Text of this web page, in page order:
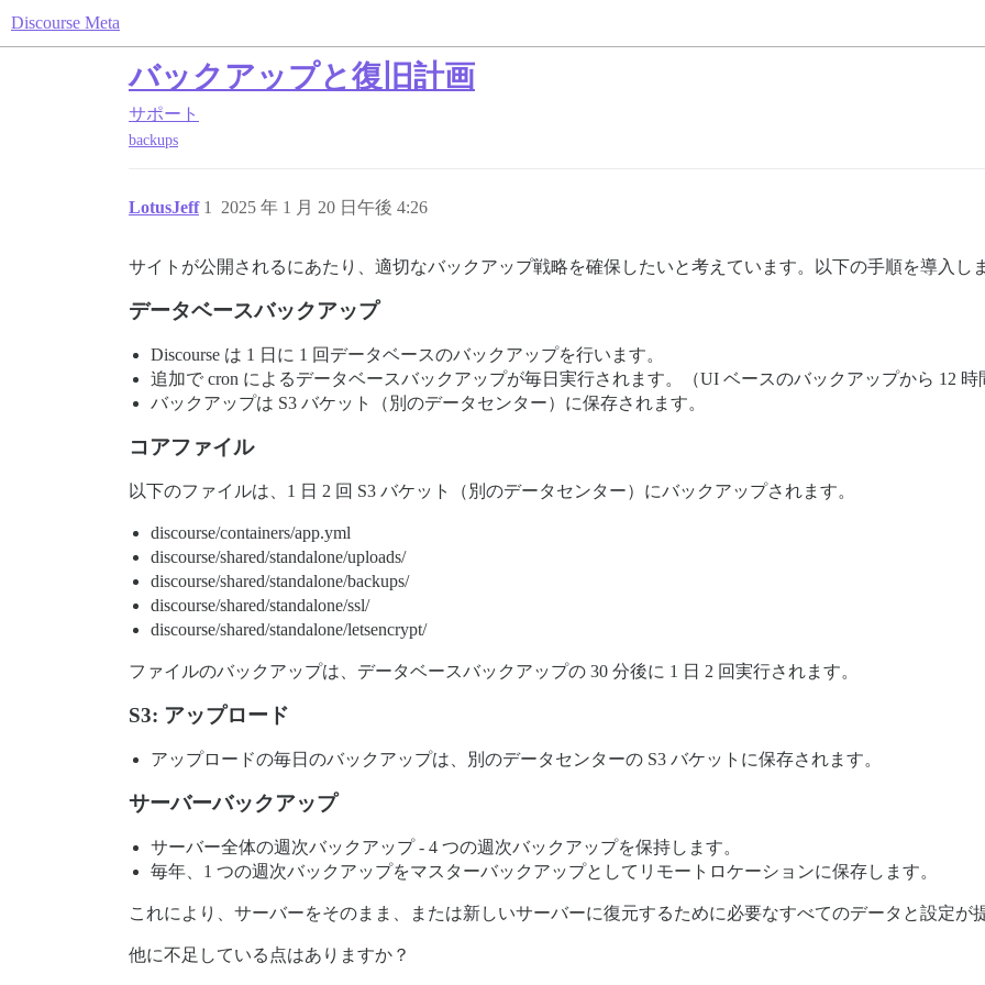
Discourse Meta
バックアップと復旧計画
サポート
backups
LotusJeff 2025 年 1 月 20 日午後 4:26
1
サイトが公開されるにあたり、適切なバックアップ戦略を確保したいと考えています。以下の手順を導入し
データベースバックアップ
Discourse は 1 日に 1 回データベースのバックアップを行います。
追加で cron によるデータベースバックアップが毎日実行されます。（UI ベースのバックアップから 12 時
バックアップは S3 バケット（別のデータセンター）に保存されます。
コアファイル
以下のファイルは、1 日 2 回 S3 バケット（別のデータセンター）にバックアップされます。
discourse/containers/app.yml
discourse/shared/standalone/uploads/
discourse/shared/standalone/backups/
discourse/shared/standalone/ssl/
discourse/shared/standalone/letsencrypt/
ファイルのバックアップは、データベースバックアップの 30 分後に 1 日 2 回実行されます。
S3: アップロード
アップロードの毎日のバックアップは、別のデータセンターの S3 バケットに保存されます。
サーバーバックアップ
サーバー全体の週次バックアップ - 4 つの週次バックアップを保持します。
毎年、1 つの週次バックアップをマスターバックアップとしてリモートロケーションに保存します。
これにより、サーバーをそのまま、または新しいサーバーに復元するために必要なすべてのデータと設定が
他に不足している点はありますか？